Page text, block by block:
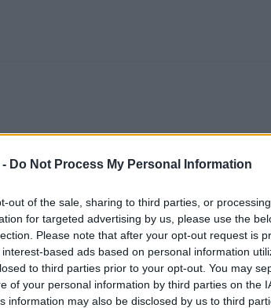
Do Not Process My Personal Information
out of the sale, sharing to third parties, or
for targeted advertising by us, please use the
Please note that after your opt-out request is
based ads based on personal information
to third parties prior to your opt-out. You may
of your personal information by third parties on the
information may also be disclosed by us to third